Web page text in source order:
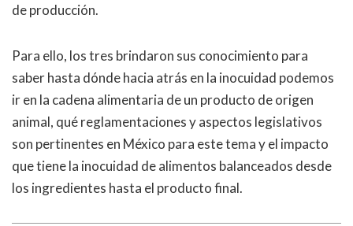
de producción.
Para ello, los tres brindaron sus conocimiento para
saber hasta dónde hacia atrás en la inocuidad podemos
ir en la cadena alimentaria de un producto de origen
animal, qué reglamentaciones y aspectos legislativos
son pertinentes en México para este tema y el impacto
que tiene la inocuidad de alimentos balanceados desde
los ingredientes hasta el producto final.